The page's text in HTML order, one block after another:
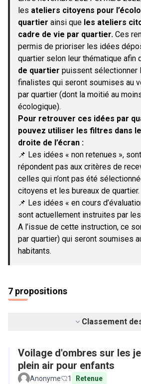
les ateliers citoyens pour
quartier ainsi que les ateliers
cadre de vie par quartier. Ces
permis de prioriser les idées
quartier selon leur thématique afin
de quartier puissent sélectionner
finalistes qui seront soumises au
par quartier (dont la moitié au
écologique).
Pour retrouver ces idées par
pouvez utiliser les filtres dans
droite de l’écran :
📌 Les idées « non retenues »,
répondent pas aux critères de
celles qui n’ont pas été
citoyens et les bureaux de quartier.
📌 Les idées « en cours
sont actuellement instruites par
A l’issue de cette instruction, ce
par quartier) qui seront soumises
habitants.
7 propositions
Classement
Voilage d'ombres sur les
plein air pour enfants
Anonyme 1 Retenue